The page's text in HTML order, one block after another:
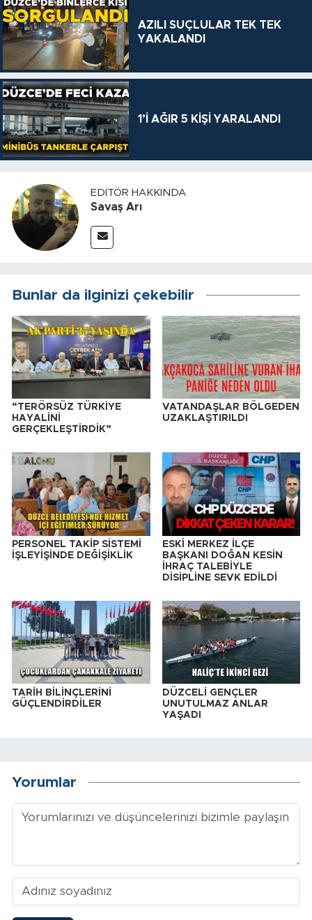
AZILI SUÇLULAR TEK TEK
YAKALANDI
1’İ AĞIR 5 KİŞİ YARALANDI
EDITÖR HAKKINDA
Savaş Arı
Bunlar da ilginizi çekebilir
“TERÖRSÜZ TÜRKİYE
HAYALİNİ
GERÇEKLEŞTİRDİK”
VATANDAŞLAR BÖLGEDEN
UZAKLAŞTIRILDI
PERSONEL TAKİP SİSTEMİ
İŞLEYİŞİNDE DEĞİŞİKLİK
ESKİ MERKEZ İLÇE
BAŞKANI DOĞAN KESİN
İHRAÇ TALEBİYLE
DİSİPLİNE SEVK EDİLDİ
TARİH BİLİNÇLERİNİ
GÜÇLENDİRDİLER
DÜZCELİ GENÇLER
UNUTULMAZ ANLAR
YAŞADI
Yorumlar